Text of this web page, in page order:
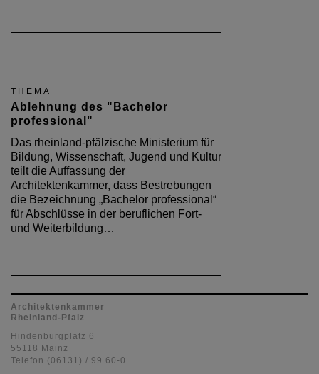
THEMA
Ablehnung des "Bachelor
professional"
Das rheinland-pfälzische Ministerium für
Bildung, Wissenschaft, Jugend und Kultur
teilt die Auffassung der
Architektenkammer, dass Bestrebungen
die Bezeichnung „Bachelor professional“
für Abschlüsse in der beruflichen Fort-
und Weiterbildung…
Architektenkammer
Rheinland-Pfalz
Hindenburgplatz 6
55118 Mainz
Telefon (06131) / 99 60-0